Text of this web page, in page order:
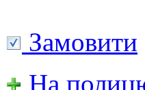
Замовити
На